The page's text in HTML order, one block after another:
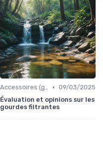
Accessoires (gourdes, filtres, etc.) • 09/03/2025
Évaluation et opinions sur les
gourdes filtrantes